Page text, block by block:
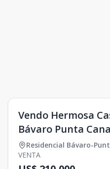
Vendo Hermosa
Bávaro Punta
Residencial Bávaro-
VENTA